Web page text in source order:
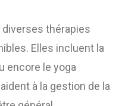
thérapies
Elles incluent la
encore le yoga
à la gestion de la